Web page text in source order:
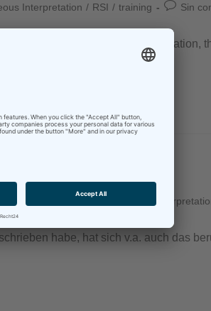
Interpretation / RSI / training Sin
either. Given the current situation,
Remote Simultaneous
habe, hat sich v.a. auch das